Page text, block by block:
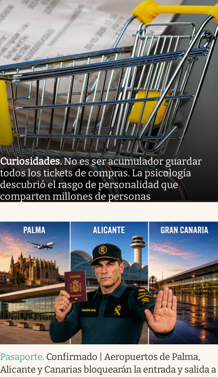
Curiosidades.No es ser acumulador guardar
todos los tickets de compras. La psicología
descubrió el rasgo de personalidad que
comparten millones de personas
Pasaporte. Confirmado | Aeropuertos de Palma,
Alicante y Canarias bloquearán la entrada y salida a